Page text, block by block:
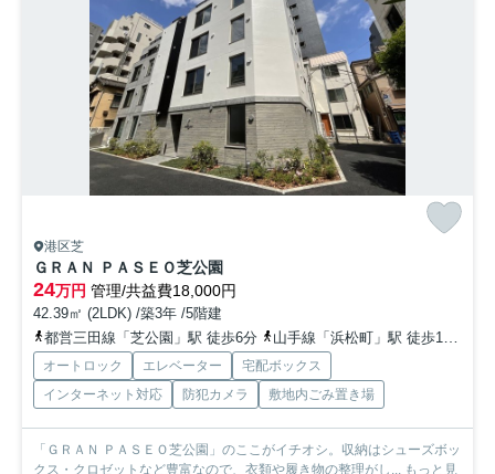
港区芝
ＧＲＡＮ ＰＡＳＥＯ芝公園
24万円 管理/共益費18,000円
42.39㎡ (2LDK) /築3年 /5階建
都営三田線「芝公園」駅 徒歩6分
山手線「浜松町」駅 徒歩11分
オートロック エレベーター
宅配ボックス
インターネット対応
防犯カメラ 敷地内ごみ置き場
「ＧＲＡＮ ＰＡＳＥＯ芝公園」のここがイチオシ。収納はシューズボッ
クス・クロゼットなど豊富なので、衣類や履き物の整理がし... もっと見